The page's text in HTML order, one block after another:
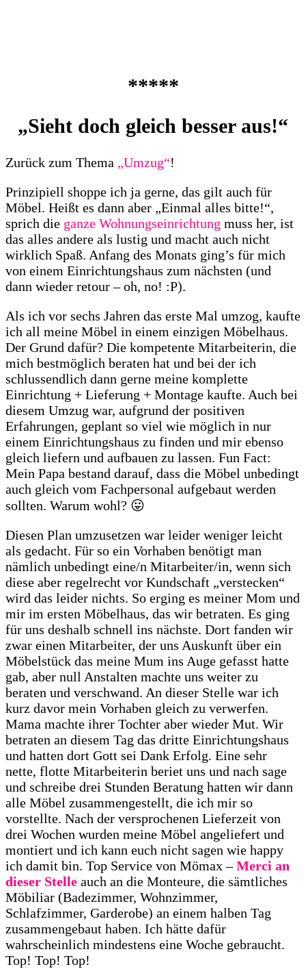
*****
„Sieht doch gleich besser aus!“
Zurück zum Thema „Umzug“!
Prinzipiell shoppe ich ja gerne, das gilt auch für
Möbel. Heißt es dann aber „Einmal alles bitte!“,
sprich die ganze Wohnungseinrichtung muss her, ist
das alles andere als lustig und macht auch nicht
wirklich Spaß. Anfang des Monats ging’s für mich
von einem Einrichtungshaus zum nächsten (und
dann wieder retour – oh, no! :P).
Als ich vor sechs Jahren das erste Mal umzog, kaufte
ich all meine Möbel in einem einzigen Möbelhaus.
Der Grund dafür? Die kompetente Mitarbeiterin, die
mich bestmöglich beraten hat und bei der ich
schlussendlich dann gerne meine komplette
Einrichtung + Lieferung + Montage kaufte. Auch bei
diesem Umzug war, aufgrund der positiven
Erfahrungen, geplant so viel wie möglich in nur
einem Einrichtungshaus zu finden und mir ebenso
gleich liefern und aufbauen zu lassen. Fun Fact:
Mein Papa bestand darauf, dass die Möbel unbedingt
auch gleich vom Fachpersonal aufgebaut werden
sollten. Warum wohl? 😛
Diesen Plan umzusetzen war leider weniger leicht
als gedacht. Für so ein Vorhaben benötigt man
nämlich unbedingt eine/n Mitarbeiter/in, wenn sich
diese aber regelrecht vor Kundschaft „verstecken“
wird das leider nichts. So erging es meiner Mom und
mir im ersten Möbelhaus, das wir betraten. Es ging
für uns deshalb schnell ins nächste. Dort fanden wir
zwar einen Mitarbeiter, der uns Auskunft über ein
Möbelstück das meine Mum ins Auge gefasst hatte
gab, aber null Anstalten machte uns weiter zu
beraten und verschwand. An dieser Stelle war ich
kurz davor mein Vorhaben gleich zu verwerfen.
Mama machte ihrer Tochter aber wieder Mut. Wir
betraten an diesem Tag das dritte Einrichtungshaus
und hatten dort Gott sei Dank Erfolg. Eine sehr
nette, flotte Mitarbeiterin beriet uns und nach sage
und schreibe drei Stunden Beratung hatten wir dann
alle Möbel zusammengestellt, die ich mir so
vorstellte. Nach der versprochenen Lieferzeit von
drei Wochen wurden meine Möbel angeliefert und
montiert und ich kann euch nicht sagen wie happy
ich damit bin. Top Service von Mömax –Merci an
dieser Stelle auch an die Monteure, die sämtliches
Möbiliar (Badezimmer, Wohnzimmer,
Schlafzimmer, Garderobe) an einem halben Tag
zusammengebaut haben. Ich hätte dafür
wahrscheinlich mindestens eine Woche gebraucht.
Top! Top! Top!